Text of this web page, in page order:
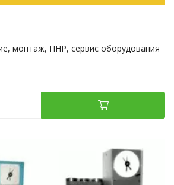
монтаж, ПНР, сервис оборудования